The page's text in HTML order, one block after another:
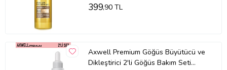
399,90 TL
Axwell Premium Göğüs Büyütücü ve
Dikleştirici 2'li Göğüs Bakım Seti